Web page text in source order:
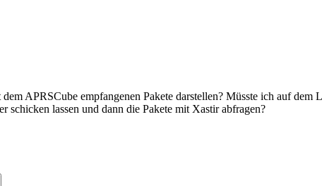
APRSCube empfangenen Pakete darstellen? Müsste ich auf
schicken lassen und dann die Pakete mit Xastir abfragen?